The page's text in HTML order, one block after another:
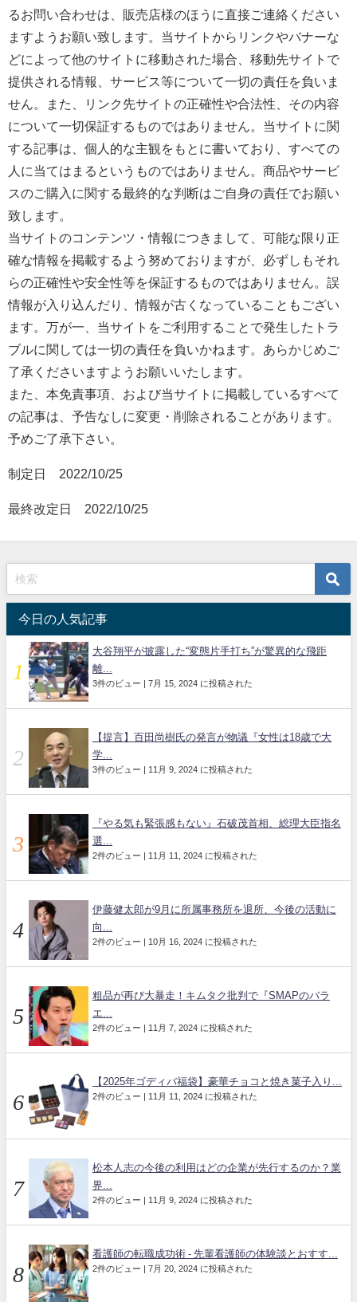
るお問い合わせは、販売店様のほうに直接ご連絡ください
ますようお願い致します。当サイトからリンクやバナーな
どによって他のサイトに移動された場合、移動先サイトで
提供される情報、サービス等について一切の責任を負いま
せん。また、リンク先サイトの正確性や合法性、その内容
について一切保証するものではありません。当サイトに関
する記事は、個人的な主観をもとに書いており、すべての
人に当てはまるというものではありません。商品やサービ
スのご購入に関する最終的な判断はご自身の責任でお願い
致します。
当サイトのコンテンツ・情報につきまして、可能な限り正
確な情報を掲載するよう努めておりますが、必ずしもそれ
らの正確性や安全性等を保証するものではありません。誤
情報が入り込んだり、情報が古くなっていることもござい
ます。万が一、当サイトをご利用することで発生したトラ
ブルに関しては一切の責任を負いかねます。あらかじめご
了承くださいますようお願いいたします。
また、本免責事項、および当サイトに掲載しているすべて
の記事は、予告なしに変更・削除されることがあります。
予めご了承下さい。
制定日 2022/10/25
最終改定日 2022/10/25
今日の人気記事
大谷翔平が披露した“変態片手打ち”が驚異的な飛距
離...
3件のビュー | 7月 15, 2024 に投稿された
【提言】百田尚樹氏の発言が物議『女性は18歳で大
学...
3件のビュー | 11月 9, 2024 に投稿された
『やる気も緊張感もない』石破茂首相、総理大臣指名
選...
2件のビュー | 11月 11, 2024 に投稿された
伊藤健太郎が9月に所属事務所を退所、今後の活動に
向...
2件のビュー | 10月 16, 2024 に投稿された
粗品が再び大暴走！キムタク批判で『SMAPのバラ
エ...
2件のビュー | 11月 7, 2024 に投稿された
【2025年ゴディバ福袋】豪華チョコと焼き菓子入り...
2件のビュー | 11月 11, 2024 に投稿された
松本人志の今後の利用はどの企業が先行するのか？業
界...
2件のビュー | 11月 9, 2024 に投稿された
看護師の転職成功術 - 先輩看護師の体験談とおすす...
2件のビュー | 7月 20, 2024 に投稿された